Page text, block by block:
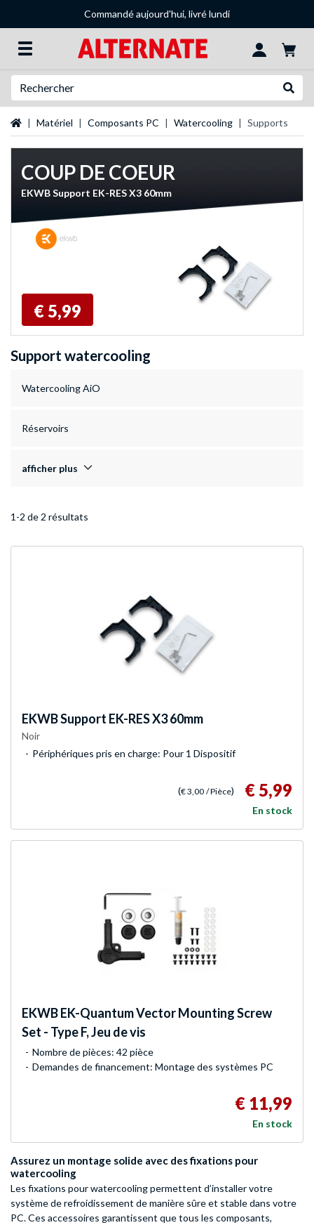
Commandé aujourd'hui, livré lundi
Page d'accueil
Matériel Composants PC Watercooling Supports
COUP DE COEUR
EKWB Support EK-RES X3 60mm
€ 5,99
Support watercooling
Watercooling AiO
Réservoirs
afficher plus
1-2 de 2 résultats
EKWBSupport EK-RES X3 60mm
Noir
Périphériques pris en charge: Pour 1 Dispositif
(€ 3,00 / Pièce) € 5,99
En stock
EKWBEK-Quantum Vector Mounting Screw
Set - Type F, Jeu de vis
Nombre de pièces: 42 pièce
Demandes de financement: Montage des systèmes PC
€ 11,99
En stock
Assurez un montage solide avec des fixations pour
watercooling
Les fixations pour watercooling permettent d’installer votre
système de refroidissement de manière sûre et stable dans votre
PC. Ces accessoires garantissent que tous les composants,